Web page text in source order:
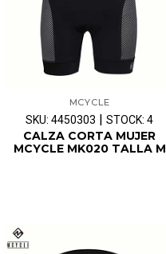
MCYCLE
SKU: 4450303 | STOCK: 4
CALZA CORTA MUJER
MCYCLE MK020 TALLA M